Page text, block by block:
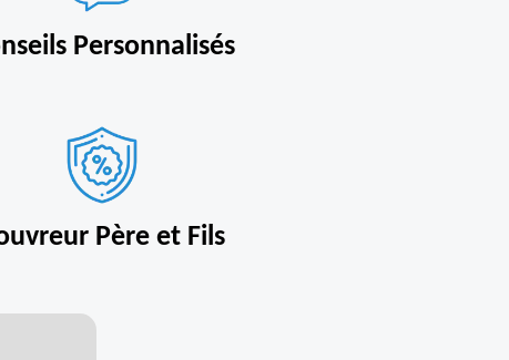
Personnalisés
Père et Fils